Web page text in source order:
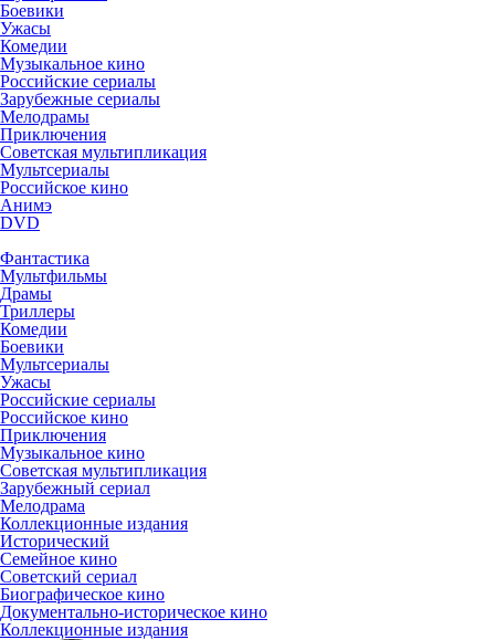
Боевики
Ужасы
Комедии
Музыкальное кино
Российские сериалы
Зарубежные сериалы
Мелодрамы
Приключения
Советская мультипликация
Мультсериалы
Российское кино
Анимэ
DVD
Фантастика
Мультфильмы
Драмы
Триллеры
Комедии
Боевики
Мультсериалы
Ужасы
Российские сериалы
Российское кино
Приключения
Музыкальное кино
Советская мультипликация
Зарубежный сериал
Мелодрама
Коллекционные издания
Исторический
Семейное кино
Советский сериал
Биографическое кино
Документально-историческое кино
Коллекционные издания